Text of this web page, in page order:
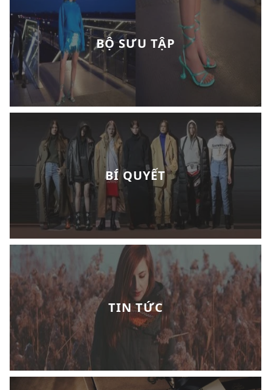
BỘ SƯU TẬP
BÍ QUYẾT
TIN TỨC